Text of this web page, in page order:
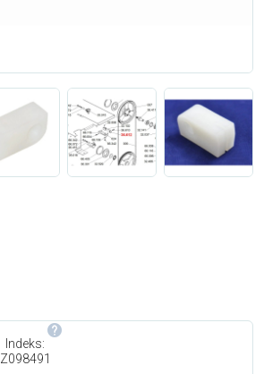
Indeks:
Z098491